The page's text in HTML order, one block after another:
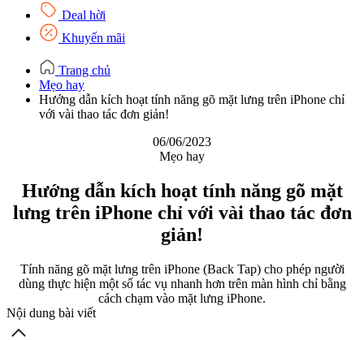
Deal hời
Khuyến mãi
Trang chủ
Mẹo hay
Hướng dẫn kích hoạt tính năng gõ mặt lưng trên iPhone chỉ
với vài thao tác đơn giản!
06/06/2023
Mẹo hay
Hướng dẫn kích hoạt tính năng gõ mặt
lưng trên iPhone chỉ với vài thao tác đơn
giản!
Tính năng gõ mặt lưng trên iPhone (Back Tap) cho phép người
dùng thực hiện một số tác vụ nhanh hơn trên màn hình chỉ bằng
cách chạm vào mặt lưng iPhone.
Nội dung bài viết